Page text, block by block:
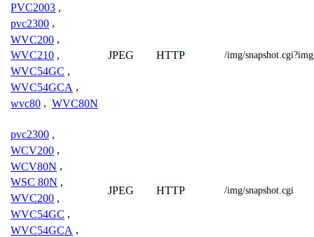
PVC2003 ,
pvc2300 ,
WVC200 ,
WVC210 ,
WVC54GC ,
WVC54GCA ,
wvc80 , WVC80N
JPEG HTTP /img/
pvc2300 ,
WCV200 ,
WCV80N ,
WSC 80N ,
WVC200 ,
WVC54GC ,
WVC54GCA ,
JPEG HTTP /img/snapshot.cgi